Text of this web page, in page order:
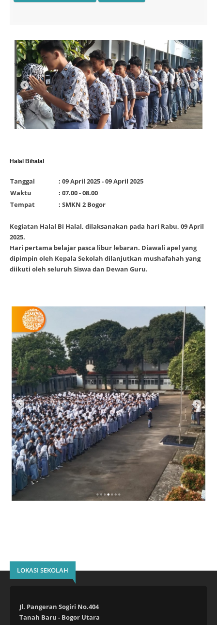
Halal Bihalal
Tanggal
: 09 April 2025 - 09 April 2025
Waktu
: 07.00 - 08.00
Tempat
: SMKN 2 Bogor
Kegiatan Halal Bi Halal, dilaksanakan pada hari Rabu, 09 April
2025.
Hari pertama belajar pasca libur lebaran. Diawali apel yang
dipimpin oleh Kepala Sekolah dilanjutkan mushafahah yang
diikuti oleh seluruh Siswa dan Dewan Guru.
LOKASI SEKOLAH
Jl. Pangeran Sogiri No.404
Tanah Baru - Bogor Utara